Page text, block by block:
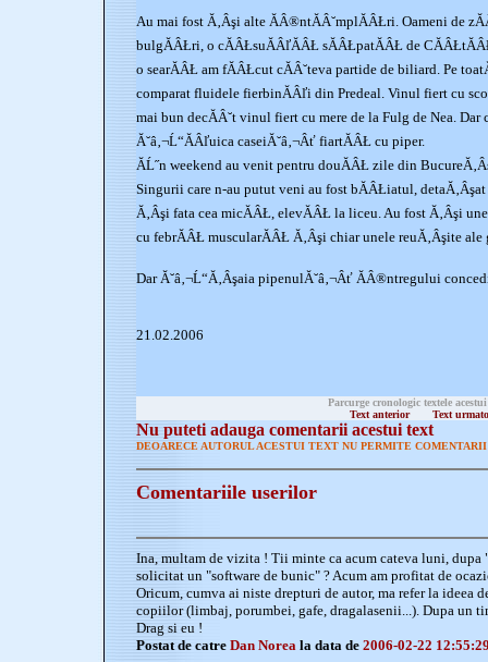
Au mai fost Ă‚Âşi alte ĂÂ®ntĂÂ˘mplĂÂŁri. Oameni de
bulgĂÂŁri, o cĂÂŁsuĂÂľĂÂŁ sĂÂŁpatĂÂŁ de
o searĂÂŁ am fĂÂŁcut cĂÂ˘teva partide de biliard. Pe
comparat fluidele fierbinĂÂľi din Predeal. Vinul fiert cu
mai bun decĂÂ˘t vinul fiert cu mere de la Fulg de Nea. Dar
Ă˘â‚¬Ĺ“ĂÂľuica caseiĂ˘â‚¬Âť fiartĂÂŁ cu piper.
ĂĹ˝n weekend au venit pentru douĂÂŁ zile din
Singurii care n-au putut veni au fost bĂÂŁiatul,
Ă‚Âşi fata cea micĂÂŁ, elevĂÂŁ la liceu. Au fost Ă‚Âşi
cu febrĂÂŁ muscularĂÂŁ Ă‚Âşi chiar unele reuĂ‚Âşite
Dar Ă˘â‚¬Ĺ“Ă‚Âşaia pipenulĂ˘â‚¬Âť ĂÂ®ntregului
21.02.2006
Parcurge cronologic textele
Text anterior
Text
Nu puteti adauga comentarii acestui text
DEOARECE AUTORUL ACESTUI TEXT NU PERMITE
Comentariile userilor
Ina, multam de vizita ! Tii minte ca acum cateva luni, dupa
solicitat un "software de bunic" ? Acum am profitat de
Oricum, cumva ai niste drepturi de autor, ma refer la ideea
copiilor (limbaj, porumbei, gafe, dragalasenii...). Dupa un
Drag si eu !
Postat de catre Dan Norea la data de 2006-02-22